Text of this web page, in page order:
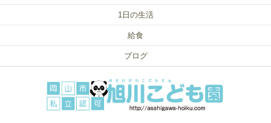
1日の生活
給食
ブログ